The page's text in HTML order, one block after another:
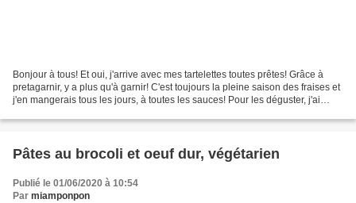
Bonjour à tous! Et oui, j'arrive avec mes tartelettes toutes prêtes! Grâce à
pretagarnir, y a plus qu'à garnir! C'est toujours la pleine saison des fraises et
j'en mangerais tous les jours, à toutes les sauces! Pour les déguster, j'ai
Pâtes au brocoli et oeuf dur, végétarien
Publié le 01/06/2020 à 10:54
Par miamponpon